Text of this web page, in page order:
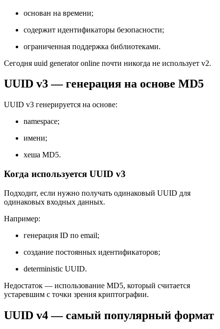
основан на времени;
содержит идентификаторы безопасности;
ограниченная поддержка библиотеками.
Сегодня uuid generator online почти никогда не использует v2.
UUID v3 — генерация на основе MD5
UUID v3 генерируется на основе:
namespace;
имени;
хеша MD5.
Когда используется UUID v3
Подходит, если нужно получать одинаковый UUID для
одинаковых входных данных.
Например:
генерация ID по email;
создание постоянных идентификаторов;
deterministic UUID.
Недостаток — использование MD5, который считается
устаревшим с точки зрения криптографии.
UUID v4 — самый популярный формат